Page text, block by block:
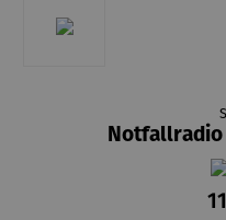
Notfallradio